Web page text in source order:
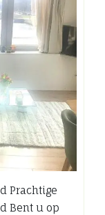
Prachtige
Bent u op